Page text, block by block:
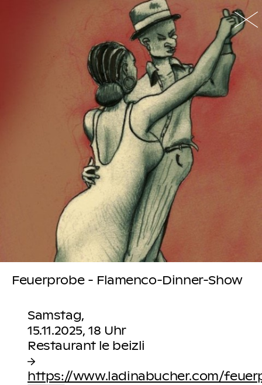
Feuerprobe - Flamenco-Dinner-Show
Samstag,
15.11.2025, 18 Uhr
https://www.ladinabucher.com/